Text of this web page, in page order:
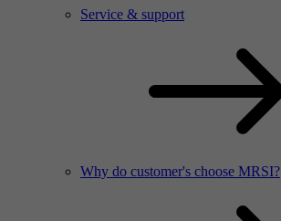
Service & support
Why do customer's choose MRSI?